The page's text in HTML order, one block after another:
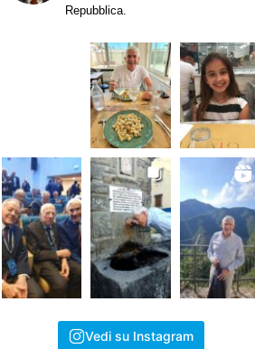
Repubblica.
Vedi su Instagram